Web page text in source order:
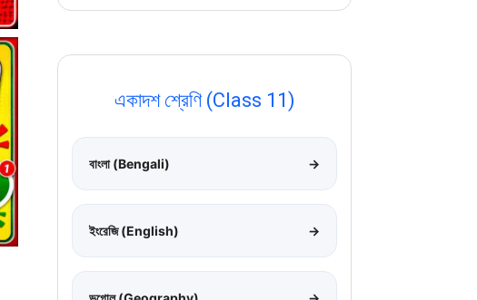
একাদশ শ্রেণি (Class 11)
বাংলা (Bengali) →
ইংরেজি (English) →